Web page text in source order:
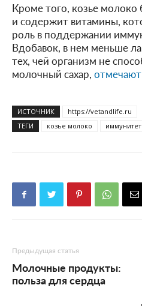
Кроме того, козье молоко
и содержит витамины,
роль в поддержании
Вдобавок, в нем меньше
тех, чей организм не
молочный сахар, отмечают
ИСТОЧНИК
https://vetandlife.ru
ТЕГИ
козье молоко иммунитет
Предыдущая статья
Молочные продукты:
польза для сердца